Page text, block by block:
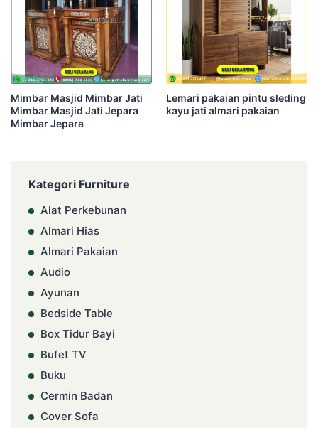
Mimbar Masjid Mimbar Jati
Mimbar Masjid Jati Jepara
Mimbar Jepara
Lemari pakaian pintu sleding
kayu jati almari pakaian
Kategori Furniture
Alat Perkebunan
Almari Hias
Almari Pakaian
Audio
Ayunan
Bedside Table
Box Tidur Bayi
Bufet TV
Buku
Cermin Badan
Cover Sofa